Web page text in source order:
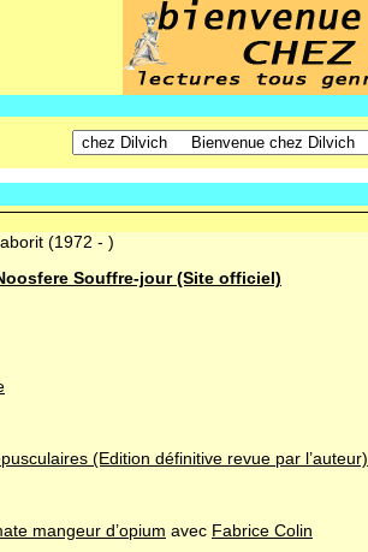
(1972 - )
Souffre-jour (Site officiel)
(Edition définitive revue par l’auteur)
mangeur d’opium avec Fabrice Colin